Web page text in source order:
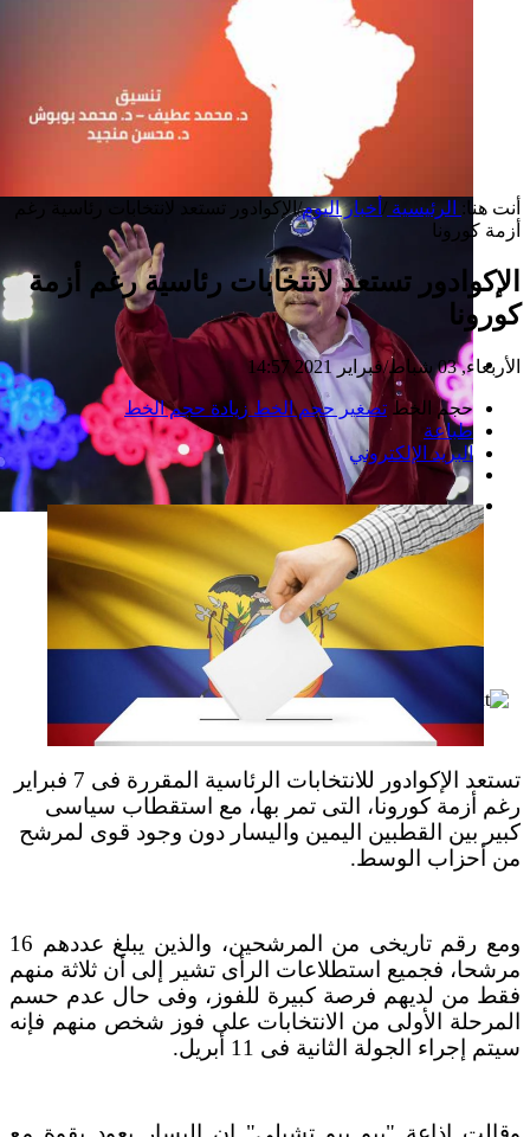
إصدار جديد
بعد خطف مادورو وحصار كوبا.. ماذا ستفعل
واشنطن بأورتيغا؟
أنت هنا: الرئيسية أخبار اليوم/الإكوادور تستعد لانتخابات رئاسية رغم
أزمة كورونا
الإكوادور تستعد لانتخابات رئاسية رغم أزمة
كورونا
الأربعاء, 03 شباط/فبراير 2021 14:57
حجم الخط تصغير حجم الخط زيادة حجم الخط
طباعة
البريد الإلكتروني
تستعد الإكوادور للانتخابات الرئاسية المقررة فى 7 فبراير
رغم أزمة كورونا، التى تمر بها، مع استقطاب سياسى
كبير بين القطبين اليمين واليسار دون وجود قوى لمرشح
من أحزاب الوسط.
ومع رقم تاريخى من المرشحين، والذين يبلغ عددهم 16
مرشحا، فجميع استطلاعات الرأى تشير إلى أن ثلاثة منهم
فقط من لديهم فرصة كبيرة للفوز، وفى حال عدم حسم
المرحلة الأولى من الانتخابات على فوز شخص منهم فإنه
سيتم إجراء الجولة الثانية فى 11 أبريل.